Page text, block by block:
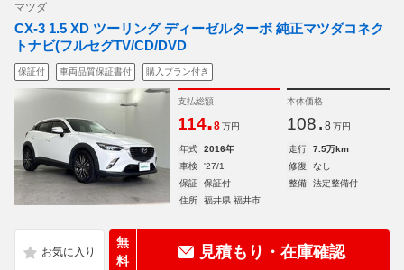
マツダ
CX-3 1.5 XD ツーリング ディーゼルターボ 純正マツダコネク
トナビ(フルセグTV/CD/DVD
保証付 車両品質保証書付 購入プラン付き
支払総額
114.8 万円
本体価格
108. 8 万円
年式 2016年 走行
7.5万km
車検
'27/1 修復
なし
保証
保証付 整備
法定整備付
住所
福井県 福井市
無
料
見積もり・在庫確認